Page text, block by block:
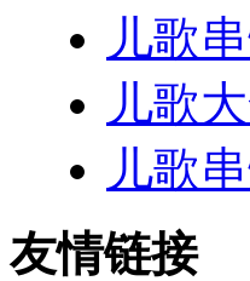
儿歌
儿歌
儿歌
友情链接